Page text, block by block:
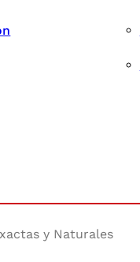
y Naturales